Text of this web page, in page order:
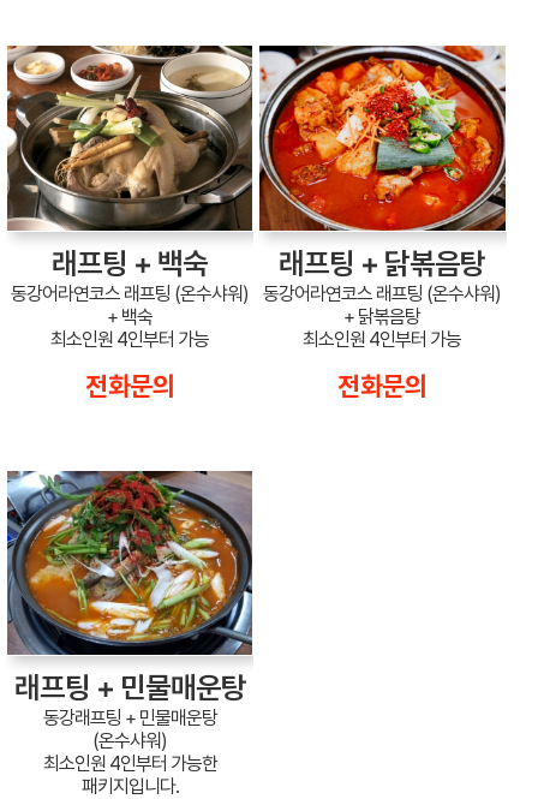
래프팅 + 백숙
동강어라연코스 래프팅 (온수샤워)
+ 백숙
최소인원 4인부터 가능
전화문의
래프팅 + 닭볶음탕
동강어라연코스 래프팅 (온수샤워)
+ 닭볶음탕
최소인원 4인부터 가능
전화문의
래프팅 + 민물매운탕
동강래프팅 + 민물매운탕
(온수샤워)
최소인원 4인부터 가능한
패키지입니다.